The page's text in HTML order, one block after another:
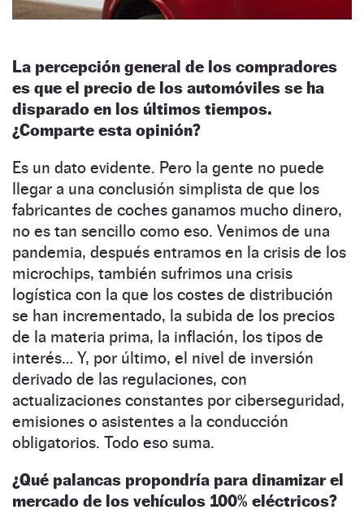
La percepción general de los compradores
es que el precio de los automóviles se ha
disparado en los últimos tiempos.
¿Comparte esta opinión?
Es un dato evidente. Pero la gente no puede
llegar a una conclusión simplista de que los
fabricantes de coches ganamos mucho dinero,
no es tan sencillo como eso. Venimos de una
pandemia, después entramos en la crisis de los
microchips, también sufrimos una crisis
logística con la que los costes de distribución
se han incrementado, la subida de los precios
de la materia prima, la inflación, los tipos de
interés… Y, por último, el nivel de inversión
derivado de las regulaciones, con
actualizaciones constantes por ciberseguridad,
emisiones o asistentes a la conducción
obligatorios. Todo eso suma.
¿Qué palancas propondría para dinamizar el
mercado de los vehículos 100% eléctricos?